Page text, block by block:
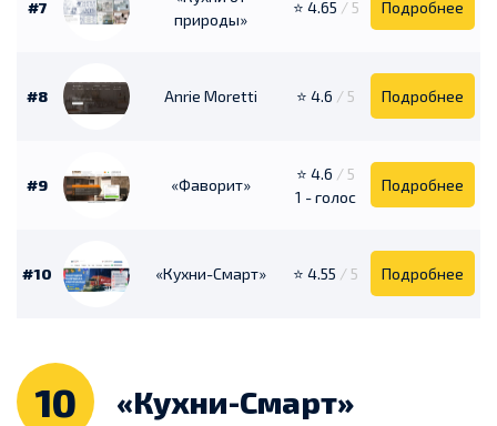
#7
природы»
⭐ 4.65 / 5 Подробнее
#8 Anrie Moretti ⭐ 4.6 / 5 Подробнее
#9 «Фаворит»
⭐ 4.6 / 5
1 - голос
Подробнее
#10 «Кухни-Смарт» ⭐ 4.55 / 5 Подробнее
10 «Кухни-Смарт»